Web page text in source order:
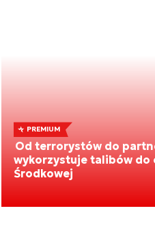
PREMIUM
Od terrorystów do
wykorzystuje talibów do
Środkowej